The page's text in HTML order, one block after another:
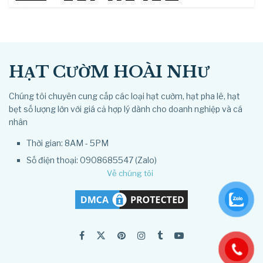
HẠT CƯỜM HOÀI NHƯ
Chúng tôi chuyên cung cấp các loại hạt cườm, hạt pha lê, hạt
bẹt số lượng lớn với giá cả hợp lý dành cho doanh nghiệp và cá
nhân
Thời gian: 8AM - 5PM
Số điện thoại: 0908685547 (Zalo)
Về chúng tôi